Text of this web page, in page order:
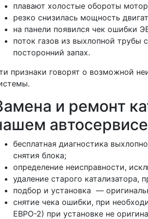
плавают холостые обороты
резко снизилась мощность
на панели появился чек ошибки
поток газов из выхлопной трубы
посторонний запах.
признаки говорят о возможной
и ремонт
бесплатная диагностика
снятия блока;
определение неисправности,
удаление старого катализатора,
подбор и установка —
снятие чека ошибки, при
ЕВРО-2) при установке не